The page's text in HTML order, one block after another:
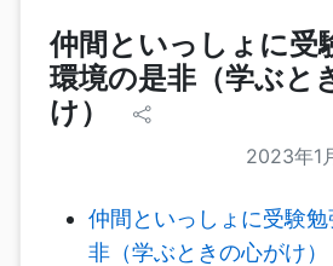
仲間といっしょに受
環境の是非（学ぶと
け）
2023年1
仲間といっしょに受験
非（学ぶときの心がけ